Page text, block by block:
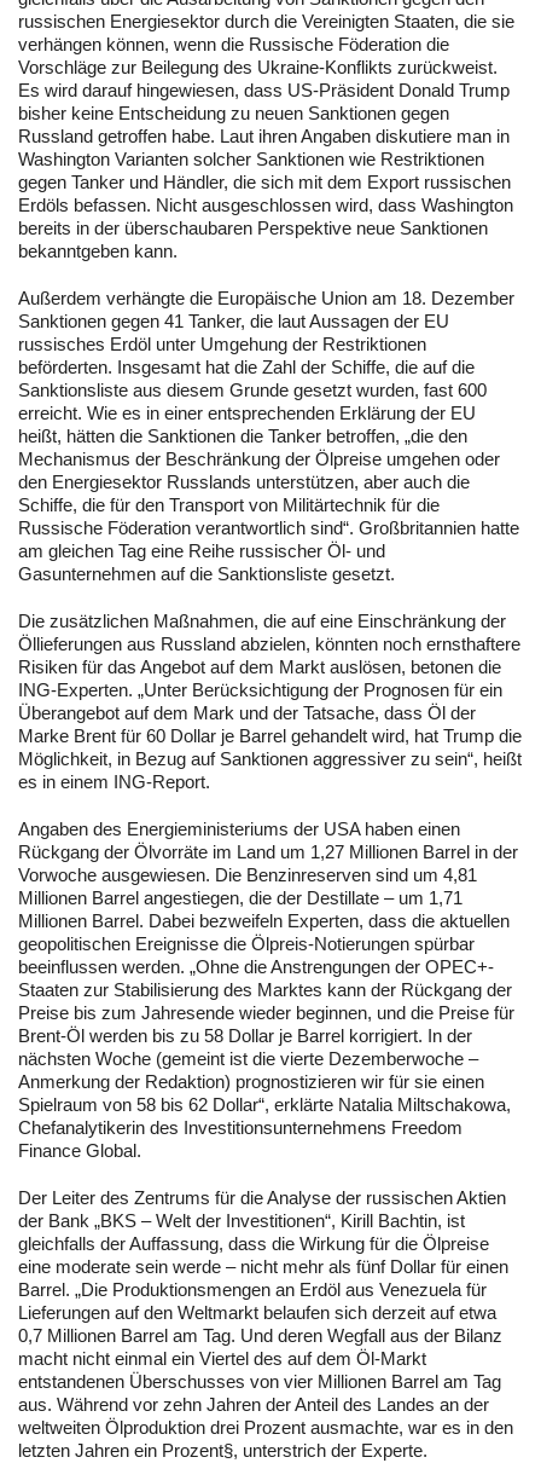
russischen Energiesektor durch die Vereinigten Staaten, die sie
verhängen können, wenn die Russische Föderation die
Vorschläge zur Beilegung des Ukraine-Konflikts zurückweist.
Es wird darauf hingewiesen, dass US-Präsident Donald Trump
bisher keine Entscheidung zu neuen Sanktionen gegen
Russland getroffen habe. Laut ihren Angaben diskutiere man in
Washington Varianten solcher Sanktionen wie Restriktionen
gegen Tanker und Händler, die sich mit dem Export russischen
Erdöls befassen. Nicht ausgeschlossen wird, dass Washington
bereits in der überschaubaren Perspektive neue Sanktionen
bekanntgeben kann.
Außerdem verhängte die Europäische Union am 18. Dezember
Sanktionen gegen 41 Tanker, die laut Aussagen der EU
russisches Erdöl unter Umgehung der Restriktionen
beförderten. Insgesamt hat die Zahl der Schiffe, die auf die
Sanktionsliste aus diesem Grunde gesetzt wurden, fast 600
erreicht. Wie es in einer entsprechenden Erklärung der EU
heißt, hätten die Sanktionen die Tanker betroffen, „die den
Mechanismus der Beschränkung der Ölpreise umgehen oder
den Energiesektor Russlands unterstützen, aber auch die
Schiffe, die für den Transport von Militärtechnik für die
Russische Föderation verantwortlich sind“. Großbritannien hatte
am gleichen Tag eine Reihe russischer Öl- und
Gasunternehmen auf die Sanktionsliste gesetzt.
Die zusätzlichen Maßnahmen, die auf eine Einschränkung der
Öllieferungen aus Russland abzielen, könnten noch ernsthaftere
Risiken für das Angebot auf dem Markt auslösen, betonen die
ING-Experten. „Unter Berücksichtigung der Prognosen für ein
Überangebot auf dem Mark und der Tatsache, dass Öl der
Marke Brent für 60 Dollar je Barrel gehandelt wird, hat Trump die
Möglichkeit, in Bezug auf Sanktionen aggressiver zu sein“, heißt
es in einem ING-Report.
Angaben des Energieministeriums der USA haben einen
Rückgang der Ölvorräte im Land um 1,27 Millionen Barrel in der
Vorwoche ausgewiesen. Die Benzinreserven sind um 4,81
Millionen Barrel angestiegen, die der Destillate – um 1,71
Millionen Barrel. Dabei bezweifeln Experten, dass die aktuellen
geopolitischen Ereignisse die Ölpreis-Notierungen spürbar
beeinflussen werden. „Ohne die Anstrengungen der OPEC+-
Staaten zur Stabilisierung des Marktes kann der Rückgang der
Preise bis zum Jahresende wieder beginnen, und die Preise für
Brent-Öl werden bis zu 58 Dollar je Barrel korrigiert. In der
nächsten Woche (gemeint ist die vierte Dezemberwoche –
Anmerkung der Redaktion) prognostizieren wir für sie einen
Spielraum von 58 bis 62 Dollar“, erklärte Natalia Miltschakowa,
Chefanalytikerin des Investitionsunternehmens Freedom
Finance Global.
Der Leiter des Zentrums für die Analyse der russischen Aktien
der Bank „BKS – Welt der Investitionen“, Kirill Bachtin, ist
gleichfalls der Auffassung, dass die Wirkung für die Ölpreise
eine moderate sein werde – nicht mehr als fünf Dollar für einen
Barrel. „Die Produktionsmengen an Erdöl aus Venezuela für
Lieferungen auf den Weltmarkt belaufen sich derzeit auf etwa
0,7 Millionen Barrel am Tag. Und deren Wegfall aus der Bilanz
macht nicht einmal ein Viertel des auf dem Öl-Markt
entstandenen Überschusses von vier Millionen Barrel am Tag
aus. Während vor zehn Jahren der Anteil des Landes an der
weltweiten Ölproduktion drei Prozent ausmachte, war es in den
letzten Jahren ein Prozent§, unterstrich der Experte.